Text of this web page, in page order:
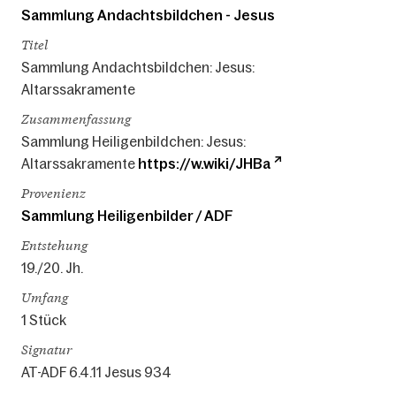
Sammlung Andachtsbildchen - Jesus
Titel
Sammlung Andachtsbildchen: Jesus:
Altarssakramente
Zusammenfassung
Sammlung Heiligenbildchen: Jesus:
Altarssakramente https://w.wiki/JHBa
Provenienz
Sammlung Heiligenbilder / ADF
Entstehung
19./20. Jh.
Umfang
1 Stück
Signatur
AT-ADF 6.4.11 Jesus 934